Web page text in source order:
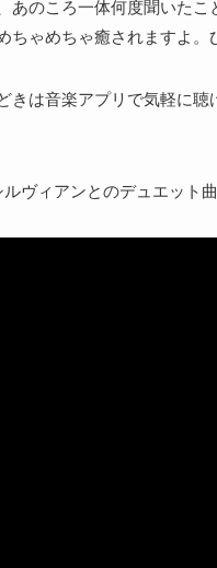
あのころ一体何度聞いた
ちゃめちゃ癒されますよ
きは音楽アプリで気軽に
ヴィアンとのデュエット